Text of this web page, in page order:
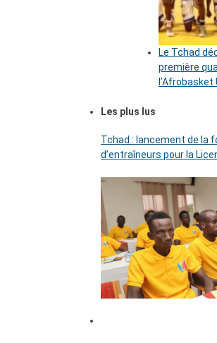
Le Tchad
première
l’Afrobasket
Les plus lus
Tchad : lancement de la
d’entraîneurs pour la